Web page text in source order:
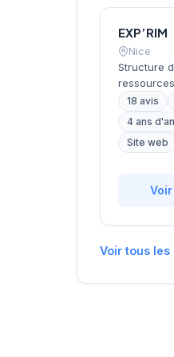
EXP’RIM
Nice
Structure
dirigée par
entreprise
dans le
6e
approche
Les 18
18 avis
4 ans
Site web
Voir tous